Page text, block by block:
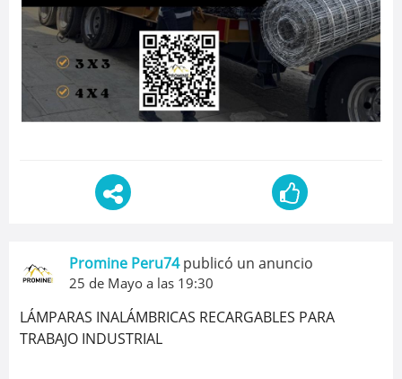
Promine Peru74publicó un anuncio
25 de Mayo a las 19:30
LÁMPARAS INALÁMBRICAS RECARGABLES PARA
TRABAJO INDUSTRIAL